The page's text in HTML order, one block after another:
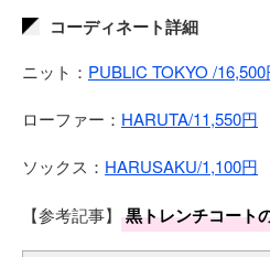
コーディネート詳細
ニット： PUBLIC TOKYO /16,500
ローファー： HARUTA/11,550円
ソックス： HARUSAKU/1,100円
【参考記事】 黒トレンチコート